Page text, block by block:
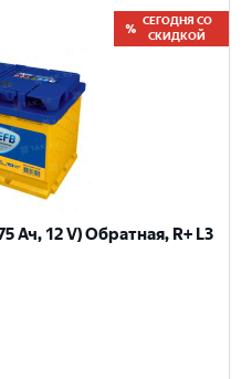
СЕГОДНЯ СО
СКИДКОЙ
Ач, 12 V) Обратная, R+ L3